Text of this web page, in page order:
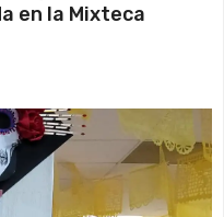
en la Mixteca